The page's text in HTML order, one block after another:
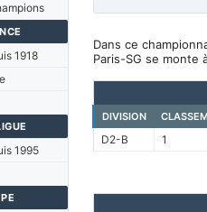
1918
1995
Dans ce
Paris-SG se monte
DIVISION
D2-B 1